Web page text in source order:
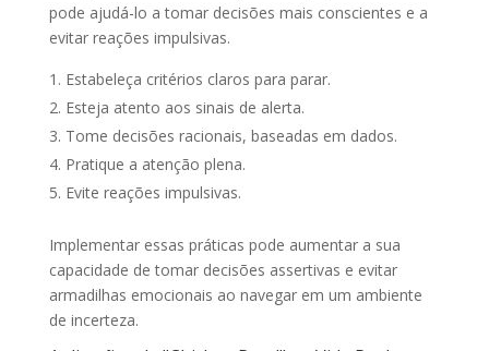
pode ajudá-lo a tomar decisões mais conscientes e a
evitar reações impulsivas.
Estabeleça critérios claros para parar.
Esteja atento aos sinais de alerta.
Tome decisões racionais, baseadas em dados.
Pratique a atenção plena.
Evite reações impulsivas.
Implementar essas práticas pode aumentar a sua
capacidade de tomar decisões assertivas e evitar
armadilhas emocionais ao navegar em um ambiente
de incerteza.